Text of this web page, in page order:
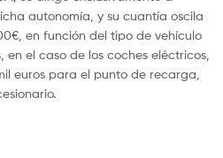
autonomía, y su cuantía oscila
en función del tipo de vehículo
en el caso de los coches eléctricos,
euros para el punto de recarga,